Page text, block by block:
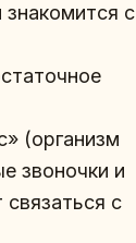
с
(организм
звоночки и
с